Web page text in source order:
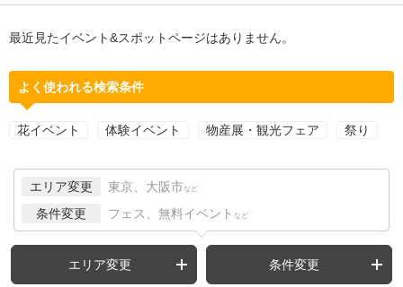
最近見たイベント&スポットページはありません。
よく使われる検索条件
花イベント 体験イベント 物産展・観光フェア 祭り
エリア変更 東京、大阪市 など
条件変更 フェス、無料イベント など
エリア変更 条件変更